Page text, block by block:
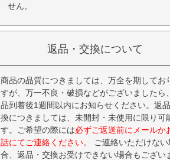
せん。
返品・交換について
商品の品質につきましては、万全を期してお
すが、万一不良・破損などがございましたら
品到着後1週間以内にお知らせください。返
換につきましては、未開封・未使用に限り可
す。ご希望の際には必ずご返送前にメールか
話にてご連絡ください。
ご連絡いただけない
合、返品・交換お受けできない場合もござい